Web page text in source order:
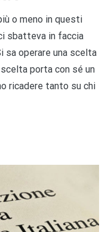
o meno in questi
sbatteva in faccia
sa operare una scelta
porta con sé un
ricadere tanto su chi